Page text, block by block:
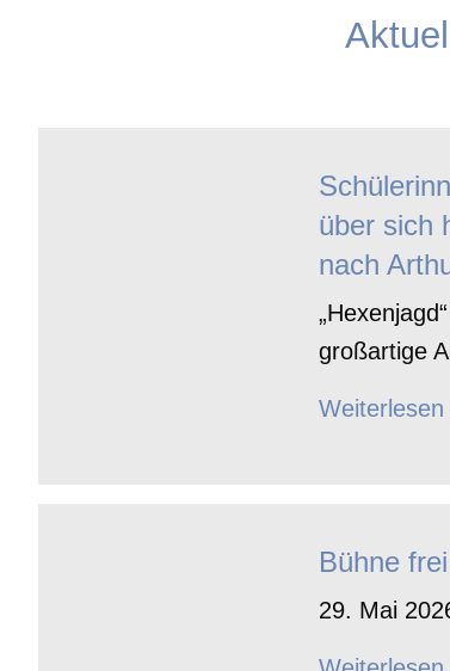
über sich
nach
großartige
Weiterlesen
Bühne frei
29. Mai